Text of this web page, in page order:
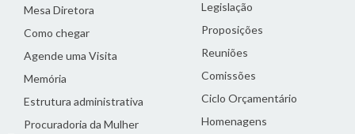
Mesa Diretora
Como chegar
Agende uma Visita
Memória
Estrutura administrativa
Procuradoria da Mulher
Legislação
Proposições
Reuniões
Comissões
Ciclo Orçamentário
Homenagens